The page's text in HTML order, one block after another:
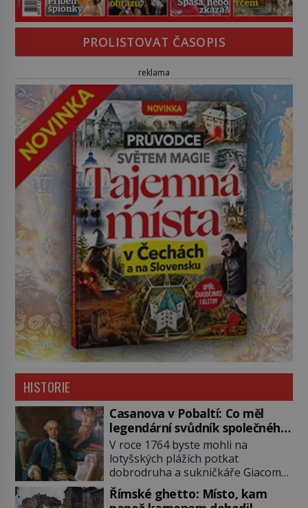
PROLISTOVAT ČASOPIS
reklama
HISTORIE
Casanova v Pobaltí: Co měl
legendární svůdník společného
se svobodnými zednáři?
V roce 1764 byste mohli na
lotyšských plážích potkat
dobrodruha a sukničkáře Giacoma
Casanovu. Jeho cesta k Baltskému
moři však nebyla turistickým
Římské ghetto: Místo, kam